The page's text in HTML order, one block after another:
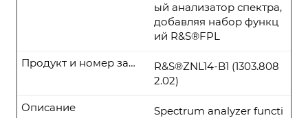
ый анализатор спектра,
добавляя набор функц
ий R&S®FPL
R&S®ZNL14-B1 (1303.808
2.02)
Продукт и номер заказа
Spectrum analyzer functi
Описание